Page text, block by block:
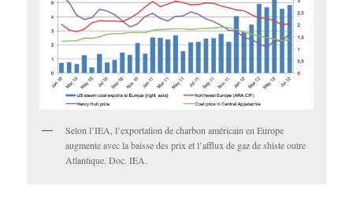
Selon l’IEA, l’exportation de charbon américain en Europe
augmente avec la baisse des prix et l’afflux de gaz de shiste outre
Atlantique. Doc. IEA.